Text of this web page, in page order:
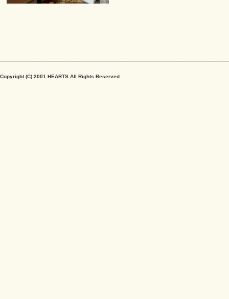
Copyright (C) 2001 HEARTS All Rights Reserved